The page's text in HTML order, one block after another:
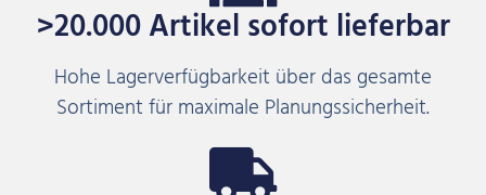
>20.000 Artikel sofort lieferbar
Hohe Lagerverfügbarkeit über das gesamte
Sortiment für maximale Planungssicherheit.